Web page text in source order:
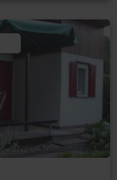
Foto: © booking.com